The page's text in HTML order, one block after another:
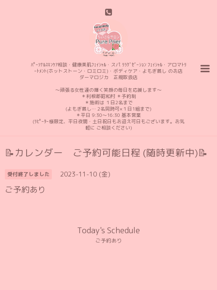
ﾊﾟｰｿﾅﾙｽｷﾝｹｱ相談・健康美肌ﾌｪｲｼｬﾙ・スパ ﾘﾗｸﾞｾﾞｰｼｮﾝ ﾌｪｲｼｬﾙ・アロマﾄﾘ
ｰﾄﾒﾝﾄ(ホットストーン・ロミロミ)・ボディケア・よもぎ蒸し のお店
ダーマロジカ 正規取扱店
〜頑張る女性達の輝く笑顔の毎日を応援します〜
＊利根郡昭和村 ＊予約制
＊施術は １日2名まで
(よもぎ蒸し… 2名同時可×１日1組まで)
＊平日 9:30〜16:30 基本営業
(ﾘﾋﾟｰﾀｰ様限定、平日夜間・土日祝日もお迎え可日もございます。お気
軽に ご相談ください)
📝カレンダー ご予約可能日程 (随時更新中)📝
受付終了しました 2023-11-10 (金)
ご予約あり
Today's Schedule
ご予約あり